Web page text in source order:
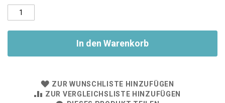
In den Warenkorb
ZUR WUNSCHLISTE HINZUFÜGEN
ZUR VERGLEICHSLISTE HINZUFÜGEN